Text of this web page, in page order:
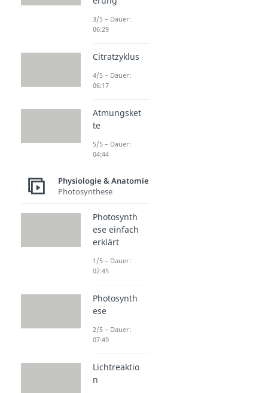
3/5 – Dauer:
06:29
Citratzyklus
4/5 – Dauer:
06:17
Atmungsket
te
5/5 – Dauer:
04:44
Physiologie & Anatomie
Photosynthese
Photosynth
ese einfach
erklärt
1/5 – Dauer:
02:45
Photosynth
ese
2/5 – Dauer:
07:49
Lichtreaktio
n